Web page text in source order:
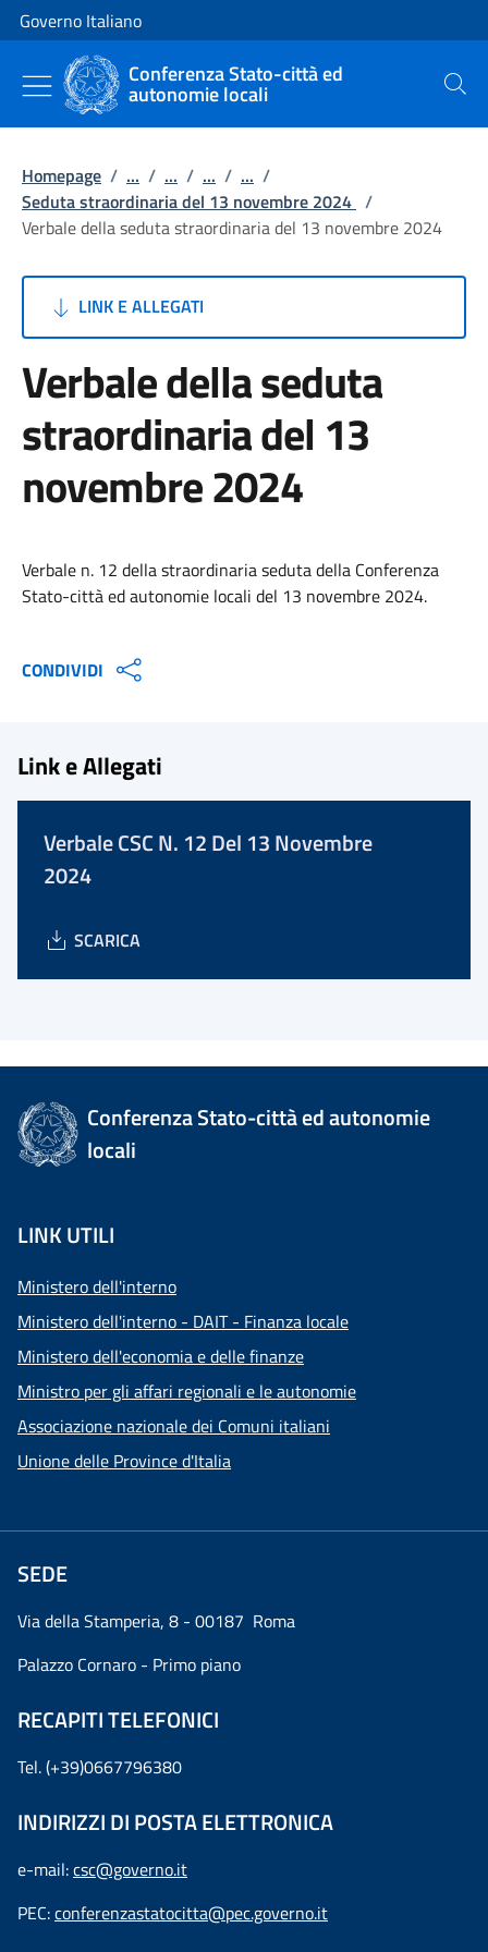
Vai al contenuto
Vai alla navigazione del sito
Governo Italiano
Conferenza Stato-città ed
autonomie locali Cerca
Homepage / ... / ... / ... / ... /
Seduta straordinaria del 13 novembre 2024 /
Verbale della seduta straordinaria del 13 novembre 2024
LINK E ALLEGATI
Verbale della seduta
straordinaria del 13
novembre 2024
Verbale n. 12 della straordinaria seduta della Conferenza
Stato-città ed autonomie locali del 13 novembre 2024.
CONDIVIDI
Link e Allegati
Verbale CSC N. 12 Del 13 Novembre
2024
SCARICA
Conferenza Stato-città ed autonomie
locali
LINK UTILI
Ministero dell'interno
Ministero dell'interno - DAIT - Finanza locale
Ministero dell'economia e delle finanze
Ministro per gli affari regionali e le autonomie
Associazione nazionale dei Comuni italiani
Unione delle Province d'Italia
SEDE
Via della Stamperia, 8 - 00187 Roma
Palazzo Cornaro - Primo piano
RECAPITI TELEFONICI
Tel. (+39)0667796380
INDIRIZZI DI POSTA ELETTRONICA
e-mail:csc@governo.it
PEC:conferenzastatocitta@pec.governo.it